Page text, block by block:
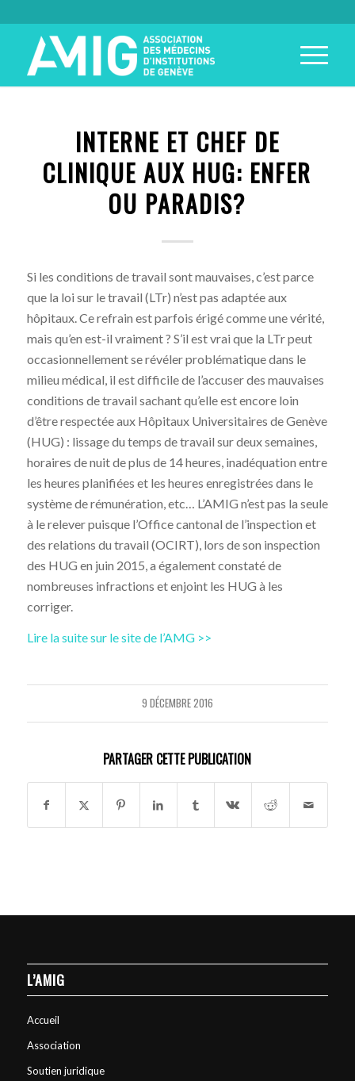
INTERNE ET CHEF DE
CLINIQUE AUX HUG: ENFER
OU PARADIS?
Si les conditions de travail sont mauvaises, c’est parce
que la loi sur le travail (LTr) n’est pas adaptée aux
hôpitaux. Ce refrain est parfois érigé comme une vérité,
mais qu’en est-il vraiment ? S’il est vrai que la LTr peut
occasionnellement se révéler problématique dans le
milieu médical, il est difficile de l’accuser des mauvaises
conditions de travail sachant qu’elle est encore loin
d’être respectée aux Hôpitaux Universitaires de Genève
(HUG) : lissage du temps de travail sur deux semaines,
horaires de nuit de plus de 14 heures, inadéquation entre
les heures planifiées et les heures enregistrées dans le
système de rémunération, etc… L’AMIG n’est pas la seule
à le relever puisque l’Office cantonal de l’inspection et
des relations du travail (OCIRT), lors de son inspection
des HUG en juin 2015, a également constaté de
nombreuses infractions et enjoint les HUG à les
corriger.
Lire la suite sur le site de l’AMG >>
9 DÉCEMBRE 2016
PARTAGER CETTE PUBLICATION
L’AMIG
Accueil
Association
Soutien juridique